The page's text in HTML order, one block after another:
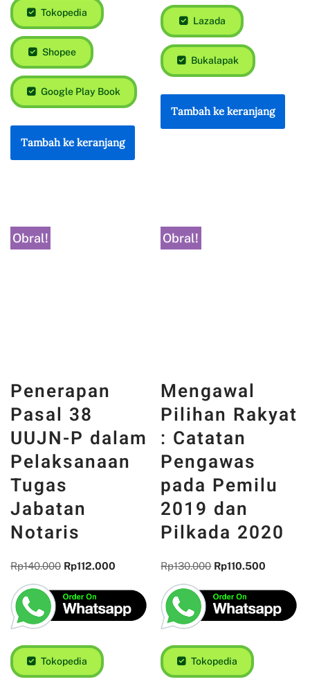
Tokopedia
Shopee
Google Play Book
Tambah ke keranjang
Lazada
Bukalapak
Tambah ke keranjang
Obral!
Penerapan
Pasal 38
UUJN-P dalam
Pelaksanaan
Tugas
Jabatan
Notaris
Rp140.000 Rp112.000
Tokopedia
Obral!
Mengawal
Pilihan Rakyat
: Catatan
Pengawas
pada Pemilu
2019 dan
Pilkada 2020
Rp130.000 Rp110.500
Tokopedia